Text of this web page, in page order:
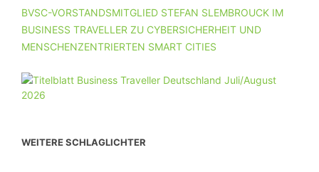
BVSC-VORSTANDSMITGLIED STEFAN SLEMBROUCK IM
BUSINESS TRAVELLER ZU CYBERSICHERHEIT UND
MENSCHENZENTRIERTEN SMART CITIES
WEITERE SCHLAGLICHTER